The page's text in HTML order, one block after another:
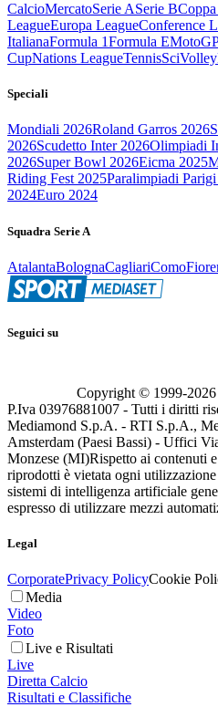
CalcioMercatoSerie ASerie B
LeagueEuropa LeagueConference
ItalianaFormula 1Formula EMotoGP
CupNations LeagueTennisSciVolley
Speciali
Mondiali 2026Roland Garros 2026
2026Scudetto Inter 2026Olimpiadi
2026Super Bowl 2026Eicma 2025
Riding Fest 2025Paralimpiadi
2024Euro 2024
Squadra Serie A
AtalantaBolognaCagliariComo
Seguici su
Copyright © 1999-2026
P.Iva 03976881007 - Tutti i diritti
Mediamond S.p.A. - RTI S.p.A.,
Amsterdam (Paesi Bassi) - Uffici
Monzese (MI)Rispetto ai contenuti
riprodotti è vietata ogni
sistemi di intelligenza artificiale
espresso di utilizzare mezzi
Legal
CorporatePrivacy PolicyCookie
Media
Video
Foto
Live e Risultati
Live
Diretta Calcio
Risultati e Classifiche